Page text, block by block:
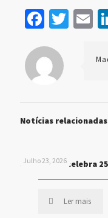
Notícias relacionadas
Julho 23, 2026
John Deere celebra
Ler mais